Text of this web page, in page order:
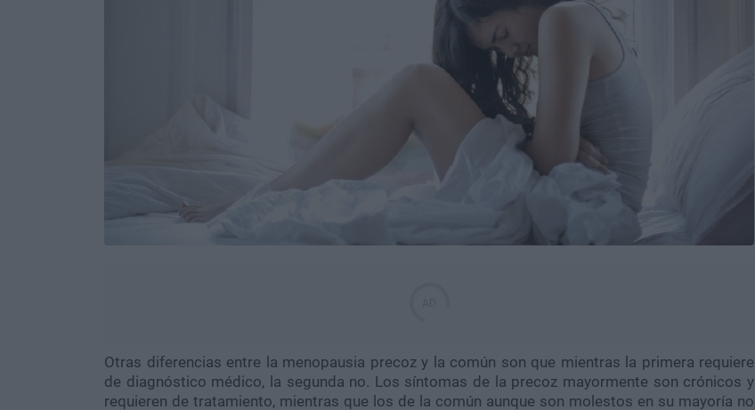
Otras diferencias entre la menopausia precoz y la común son que mientras la primera requiere
de diagnóstico médico, la segunda no. Los síntomas de la precoz mayormente son crónicos y
requieren de tratamiento, mientras que los de la común aunque son molestos en su mayoría no